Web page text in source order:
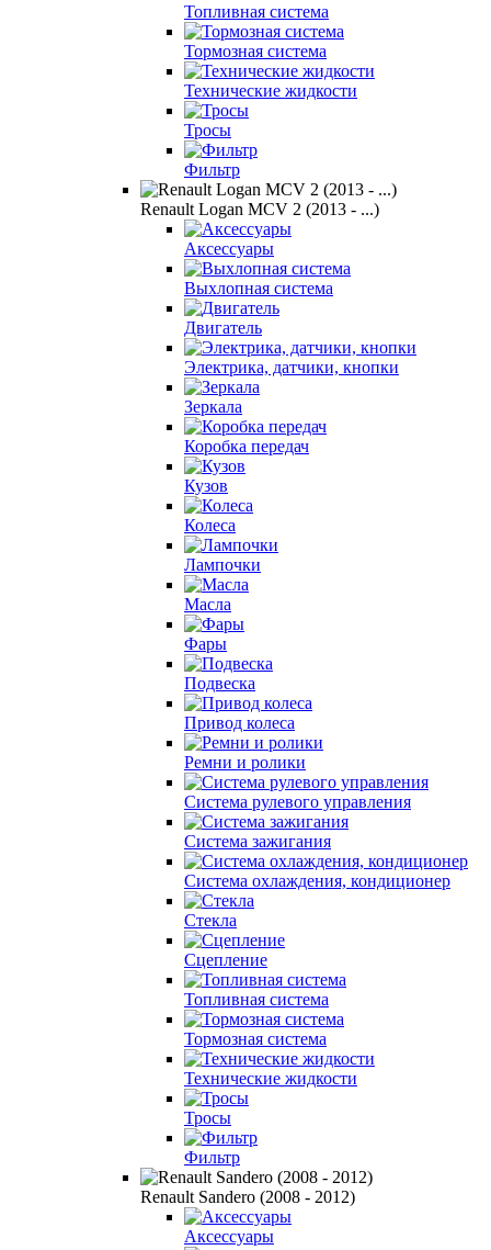
Топливная система
Тормозная система
Технические жидкости
Тросы
Фильтр
Renault Logan MCV 2 (2013 - ...)
Аксессуары
Выхлопная система
Двигатель
Электрика, датчики, кнопки
Зеркала
Коробка передач
Кузов
Колеса
Лампочки
Масла
Фары
Подвеска
Привод колеса
Ремни и ролики
Система рулевого управления
Система зажигания
Система охлаждения, кондиционер
Стекла
Сцепление
Топливная система
Тормозная система
Технические жидкости
Тросы
Фильтр
Renault Sandero (2008 - 2012)
Аксессуары